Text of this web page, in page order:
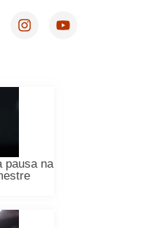
pausa na